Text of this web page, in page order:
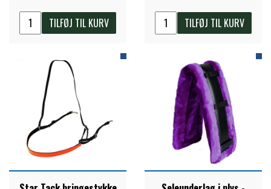
TILFØJ TIL KURV TILFØJ TIL KURV